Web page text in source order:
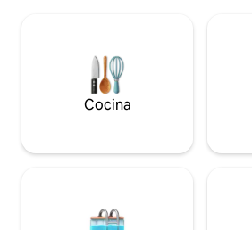
*Dog Park * Lavandería en el lugar *
Caminata por la naturaleza. * Estanque
de patos * Tortugas gigantes vivas
Cocina